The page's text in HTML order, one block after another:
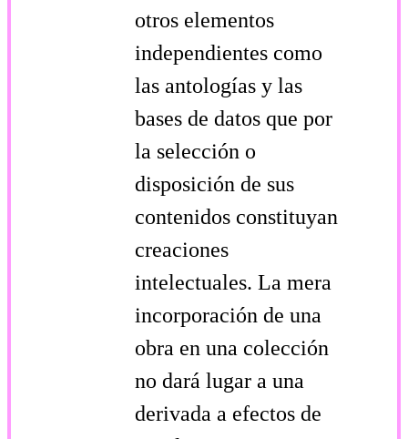
otros elementos
independientes como
las antologías y las
bases de datos que por
la selección o
disposición de sus
contenidos constituyan
creaciones
intelectuales. La mera
incorporación de una
obra en una colección
no dará lugar a una
derivada a efectos de